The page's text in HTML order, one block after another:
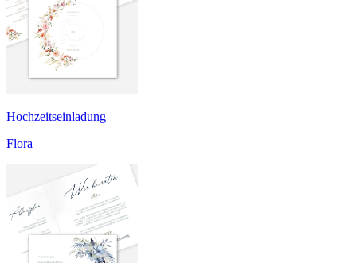
Hochzeitseinladung
Flora